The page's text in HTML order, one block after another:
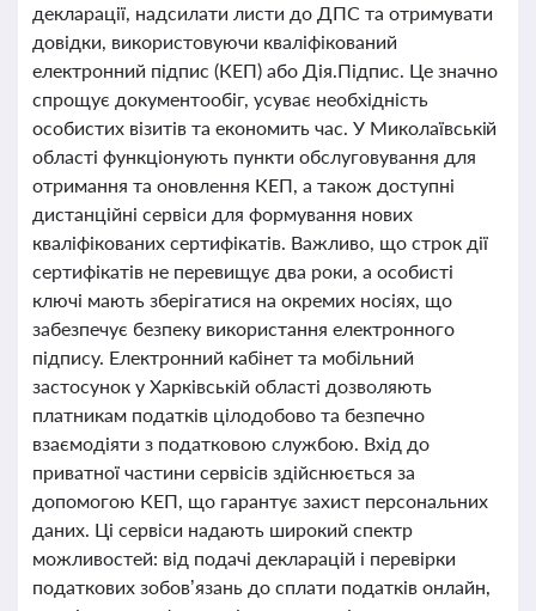
декларації, надсилати листи до ДПС та отримувати
довідки, використовуючи кваліфікований
електронний підпис (КЕП) або Дія.Підпис. Це значно
спрощує документообіг, усуває необхідність
особистих візитів та економить час. У Миколаївській
області функціонують пункти обслуговування для
отримання та оновлення КЕП, а також доступні
дистанційні сервіси для формування нових
кваліфікованих сертифікатів. Важливо, що строк дії
сертифікатів не перевищує два роки, а особисті
ключі мають зберігатися на окремих носіях, що
забезпечує безпеку використання електронного
підпису. Електронний кабінет та мобільний
застосунок у Харківській області дозволяють
платникам податків цілодобово та безпечно
взаємодіяти з податковою службою. Вхід до
приватної частини сервісів здійснюється за
допомогою КЕП, що гарантує захист персональних
даних. Ці сервіси надають широкий спектр
можливостей: від подачі декларацій і перевірки
податкових зобов’язань до сплати податків онлайн,